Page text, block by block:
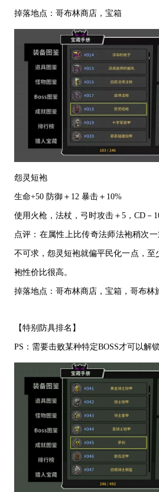
掉落地点：哥布林商店，宝箱
怨灵短袍
生命+50 防御＋12 暴击＋10%
使用火枪，法杖，弓时攻击＋ 5，CD－
点评：在属性上比传奇法师法袍稍次
不可求，怨灵短袍就偏平民化一点，至
袍性价比很高。
掉落地点：哥布林商店，宝箱，哥布林
【特别防具排名】
PS ：需要击败某种特定BOSS才可以解锁